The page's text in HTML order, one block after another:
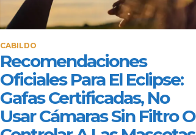
CABILDO
Recomendaciones
Oficiales Para El Eclipse:
Gafas Certificadas, No
Usar Cámaras Sin Filtro O